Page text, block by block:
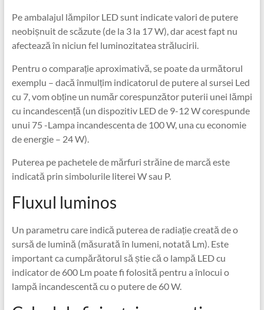
Pe ambalajul lămpilor LED sunt indicate valori de putere
neobișnuit de scăzute (de la 3 la 17 W), dar acest fapt nu
afectează în niciun fel luminozitatea strălucirii.
Pentru o comparație aproximativă, se poate da următorul
exemplu – dacă înmulțim indicatorul de putere al sursei Led
cu 7, vom obține un număr corespunzător puterii unei lămpi
cu incandescență (un dispozitiv LED de 9-12 W corespunde
unui 75 -Lampa incandescenta de 100 W, una cu economie
de energie – 24 W).
Puterea pe pachetele de mărfuri străine de marcă este
indicată prin simbolurile literei W sau P.
Fluxul luminos
Un parametru care indică puterea de radiație creată de o
sursă de lumină (măsurată în lumeni, notată Lm). Este
important ca cumpărătorul să știe că o lampă LED cu
indicator de 600 Lm poate fi folosită pentru a înlocui o
lampă incandescentă cu o putere de 60 W.